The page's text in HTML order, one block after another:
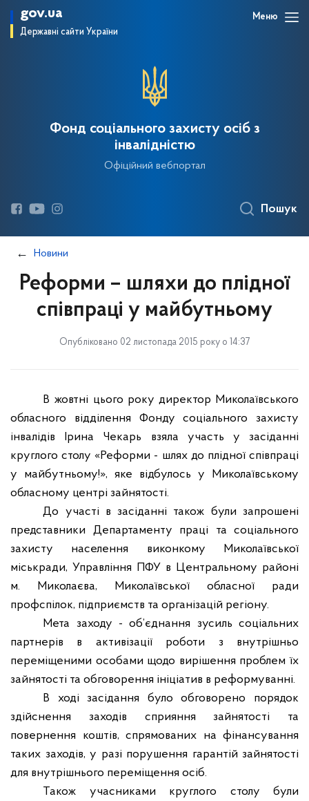
gov.ua
Державні сайти України
Меню
Фонд соціального захисту осіб з
інвалідністю
Офіційний вебпортал
Пошук
Новини
Реформи – шляхи до плідної
співпраці у майбутньому
Опубліковано 02 листопада 2015 року о 14:37
В жовтні цього року директор Миколаївського
обласного відділення Фонду соціального захисту
інвалідів Ірина Чекарь взяла участь у засіданні
круглого столу «Реформи - шлях до плідної співпраці
у майбутньому!», яке відбулось у Миколаївському
обласному центрі зайнятості.
До участі в засіданні також були запрошені
представники Департаменту праці та соціального
захисту населення виконкому Миколаївської
міськради, Управління ПФУ в Центральному районі
м. Миколаєва, Миколаївської обласної ради
профспілок, підприємств та організацій регіону.
Мета заходу - об’єднання зусиль соціальних
партнерів в активізації роботи з внутрішньо
переміщеними особами щодо вирішення проблем їх
зайнятості та обговорення ініціатив в реформуванні.
В ході засідання було обговорено порядок
здійснення заходів сприяння зайнятості та
повернення коштів, спрямованих на фінансування
таких заходів, у разі порушення гарантій зайнятості
для внутрішнього переміщення осіб.
Також учасниками круглого столу були